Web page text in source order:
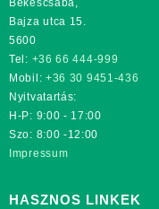
Békéscsaba,
Bajza utca 15.
5600
Tel: +36 66 444-999
Mobil: +36 30 9451-436
Nyitvatartás:
H-P: 9:00 - 17:00
Szo: 8:00 -12:00
Impressum
HASZNOS LINKEK